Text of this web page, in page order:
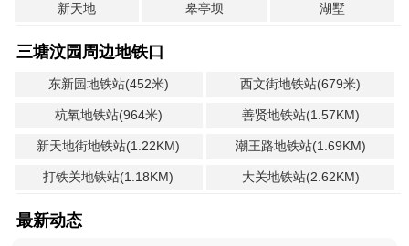
新天地 皋亭坝 湖墅
三塘汶园周边地铁口
东新园地铁站(452米) 西文街地铁站(679米)
杭氧地铁站(964米) 善贤地铁站(1.57KM)
新天地街地铁站(1.22KM) 潮王路地铁站(1.69KM)
打铁关地铁站(1.18KM) 大关地铁站(2.62KM)
最新动态